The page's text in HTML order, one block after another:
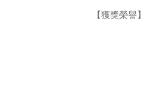
【獲獎榮譽】